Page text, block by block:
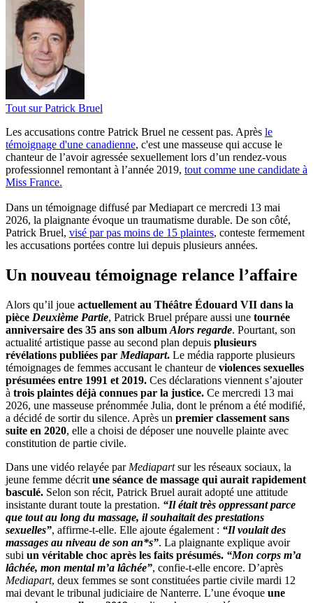
Tout surPatrick Bruel
Les accusations contre Patrick Bruel ne cessent pas. Après le
témoignage d'une canadienne, c'est une masseuse qui accuse le
chanteur de l’avoir agressée sexuellement lors d’un rendez-vous
professionnel remontant à l’année 2019, tout comme une candidate à
Miss France.
Dans un témoignage diffusé par Mediapart ce mercredi 13 mai
2026, la plaignante évoque un traumatisme durable. De son côté,
Patrick Bruel, visé par pas moins de 15 plaintes, conteste fermement
les accusations portées contre lui depuis plusieurs années.
Un nouveau témoignage relance l’affaire
Alors qu’il joue actuellement au Théâtre Édouard VII dans la
pièce Deuxième Partie, Patrick Bruel prépare aussi une tournée
anniversaire des 35 ans son album Alors regarde. Pourtant, son
actualité artistique passe au second plan depuis plusieurs
révélations publiées par Mediapart. Le média rapporte plusieurs
témoignages de femmes accusant le chanteur de violences sexuelles
présumées entre 1991 et 2019. Ces déclarations viennent s’ajouter
à trois plaintes déjà connues par la justice. Ce mercredi 13 mai
2026, une masseuse prénommée Julia, dont le prénom a été modifié,
a décidé de sortir du silence. Après un premier classement sans
suite en 2020, elle a choisi de déposer une nouvelle plainte avec
constitution de partie civile.
Dans une vidéo relayée par Mediapartsur les réseaux sociaux, la
jeune femme décrit une séance de massage qui aurait rapidement
basculé. Selon son récit, Patrick Bruel aurait adopté une attitude
insistante durant toute la prestation. “Il était très oppressant parce
que tout au long du massage, il souhaitait des prestations
sexuelles”, affirme-t-elle. Elle ajoute également : “Il voulait des
massages au niveau de son an*s”. La plaignante explique avoir
subi un véritable choc après les faits présumés. “Mon corps m’a
lâchée, mon mental m’a lâchée”, confie-t-elle encore. D’après
Mediapart, deux femmes se sont constituées partie civile mardi 12
mai devant le tribunal judiciaire de Nanterre. L’une évoque une